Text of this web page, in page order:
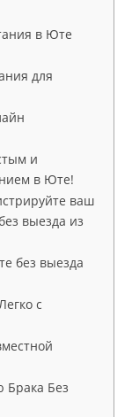
в Юте
для
и
в Юте!
ваш
выезда из
без выезда
с
Без